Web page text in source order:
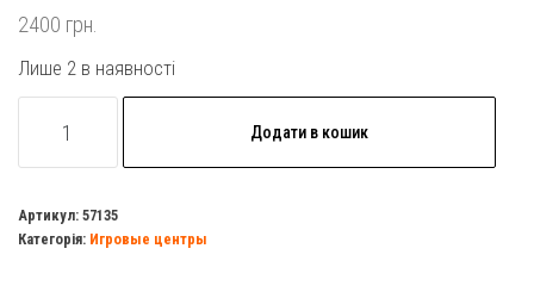
2400 грн.
Лише 2 в наявності
игровой
Intex
57135
Додати в кошик
Артикул: 57135
Категорія: Игровые центры